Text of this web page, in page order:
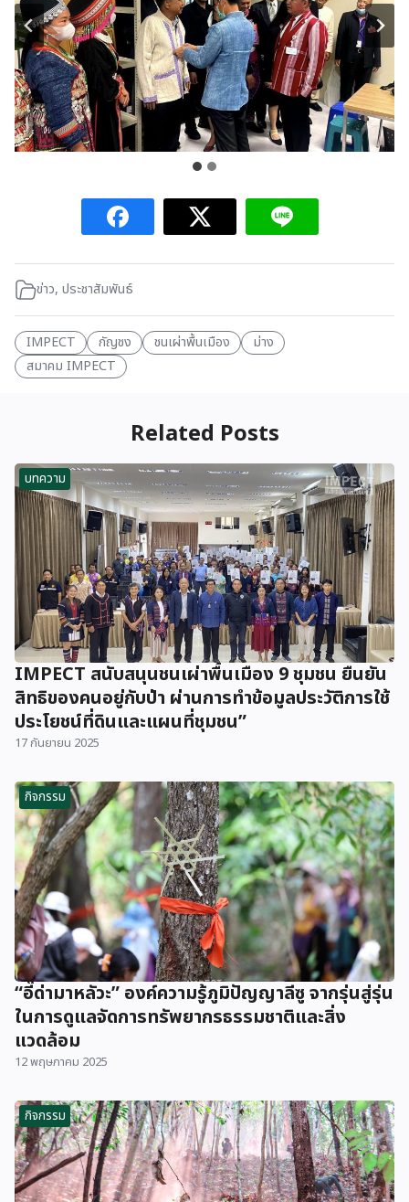
ข่าว, ประชาสัมพันธ์
IMPECT กัญชง ชนเผ่าพื้นเมือง
ม่าง
สมาคม IMPECT
Related Posts
บทความ
IMPECT สนับสนุนชนเผ่าพื้นเมือง 9 ชุมชน ยืนยัน
สิทธิของคนอยู่กับป่า ผ่านการทำข้อมูลประวัติการใช้
ประโยชน์ที่ดินและแผนที่ชุมชน”
17 กันยายน 2025
กิจกรรม
“อี๊ด่ามาหลัวะ” องค์ความรู้ภูมิปัญญาลีซู จากรุ่นสู่รุ่น
ในการดูแลจัดการทรัพยากรธรรมชาติและสิ่ง
แวดล้อม
12 พฤษภาคม 2025
กิจกรรม